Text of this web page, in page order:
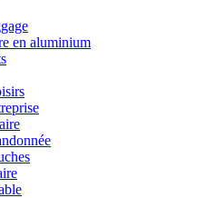
en aluminium